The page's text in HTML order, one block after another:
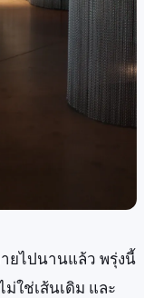
ยไปนานแล้ว พรุ่งนี้
ใช่เส้นเดิม และ